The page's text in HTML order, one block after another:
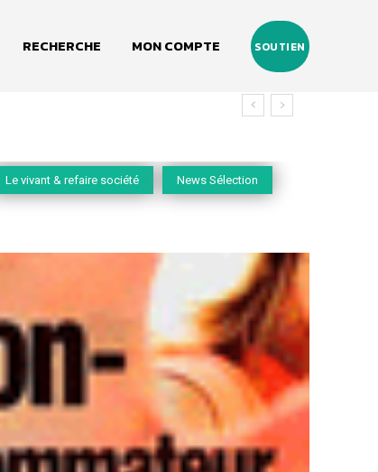
RECHERCHE MON COMPTE SOUTIEN
Le vivant & refaire société News Sélection